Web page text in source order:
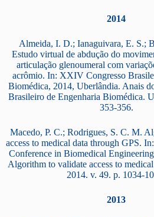
2014
Almeida, I. D.; Ianaguivara, E. S.;
Estudo virtual de abdução do
articulação glenoumeral com
acrômio. In: XXIV Congresso
Biomédica, 2014, Uberlândia. Anais
Brasileiro de Engenharia Biomédica.
353-356.
Macedo, P. C.; Rodrigues, S. C. M.
access to medical data through GPS.
Conference in Biomedical
Algorithm to validate access to
2014. v. 49. p. 1034-
2013